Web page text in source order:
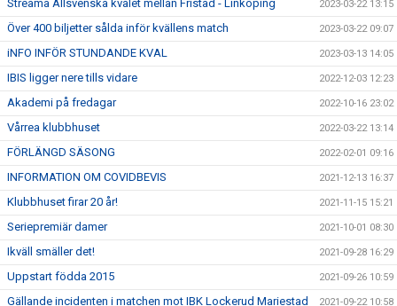
Streama Allsvenska kvalet mellan Fristad - Linköping 2023-03-22 13:15
Över 400 biljetter sålda inför kvällens match 2023-03-22 09:07
iNFO INFÖR STUNDANDE KVAL 2023-03-13 14:05
IBIS ligger nere tills vidare 2022-12-03 12:23
Akademi på fredagar 2022-10-16 23:02
Vårrea klubbhuset 2022-03-22 13:14
FÖRLÄNGD SÄSONG 2022-02-01 09:16
INFORMATION OM COVIDBEVIS 2021-12-13 16:37
Klubbhuset firar 20 år! 2021-11-15 15:21
Seriepremiär damer 2021-10-01 08:30
Ikväll smäller det! 2021-09-28 16:29
Uppstart födda 2015 2021-09-26 10:59
Gällande incidenten i matchen mot IBK Lockerud Mariestad 2021-09-22 10:58